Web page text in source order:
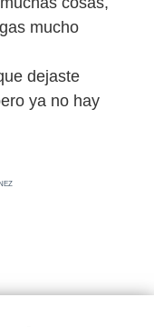
mucho
dejaste
ya no hay